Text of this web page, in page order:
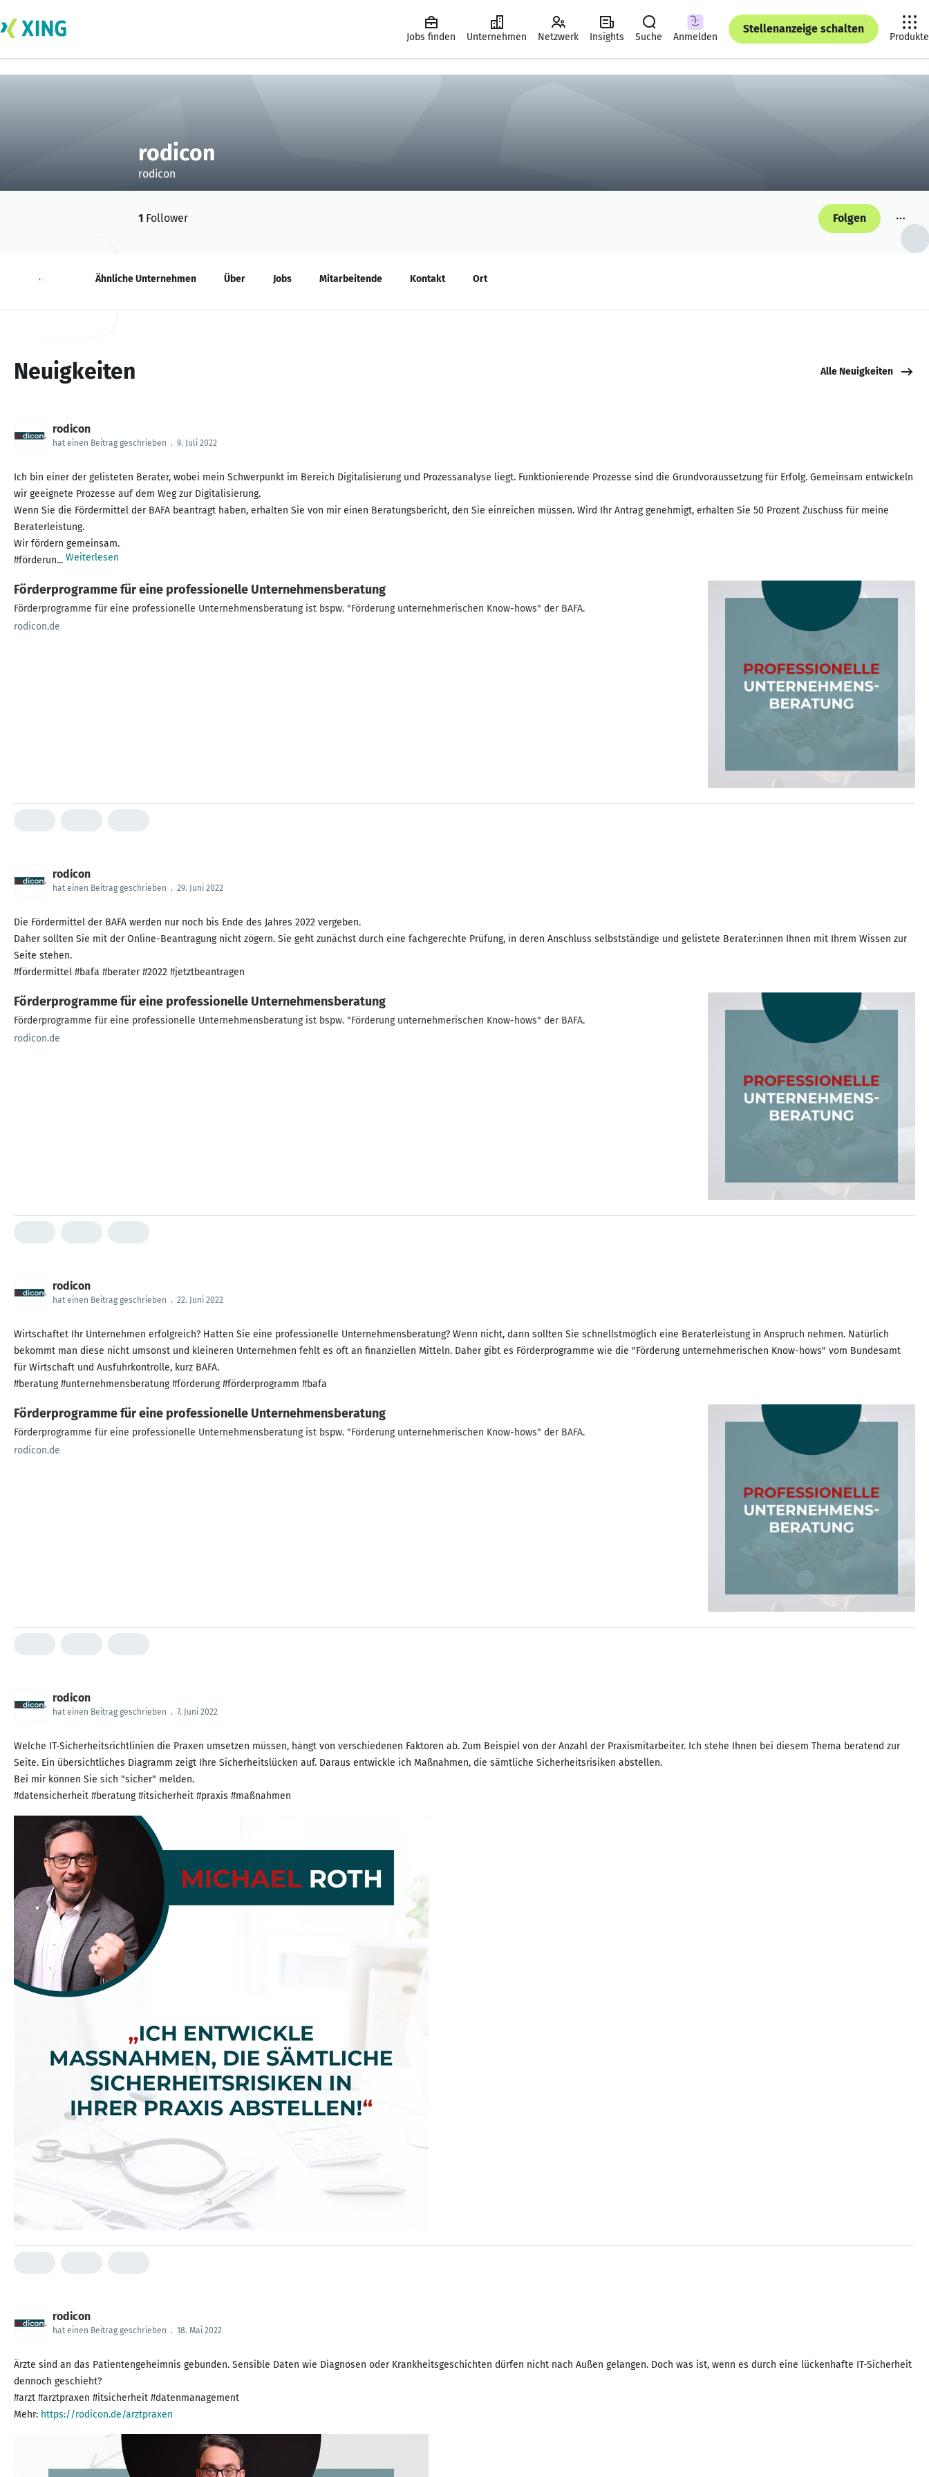
Jobs finden Unternehmen Netzwerk Insights Suche Anmelden
Stellenanzeige schalten
Produkte
rodicon
rodicon
1 Follower Folgen
Neuigkeiten Ähnliche Unternehmen Über Jobs Mitarbeitende Kontakt Ort
Neuigkeiten Alle Neuigkeiten
rodicon
hat einen Beitrag geschrieben . 9. Juli 2022
Ich bin einer der gelisteten Berater, wobei mein Schwerpunkt im Bereich Digitalisierung und Prozessanalyse liegt. Funktionierende Prozesse sind die Grundvoraussetzung für Erfolg. Gemeinsam entwickeln
wir geeignete Prozesse auf dem Weg zur Digitalisierung.
Wenn Sie die Fördermittel der BAFA beantragt haben, erhalten Sie von mir einen Beratungsbericht, den Sie einreichen müssen. Wird Ihr Antrag genehmigt, erhalten Sie 50 Prozent Zuschuss für meine
Beraterleistung.
Wir fördern gemeinsam.
#förderun... Weiterlesen
Förderprogramme für eine professionelle Unternehmensberatung
Förderprogramme für eine professionelle Unternehmensberatung ist bspw. "Förderung unternehmerischen Know-hows" der BAFA.
rodicon.de
rodicon
hat einen Beitrag geschrieben . 29. Juni 2022
Die Fördermittel der BAFA werden nur noch bis Ende des Jahres 2022 vergeben.
Daher sollten Sie mit der Online-Beantragung nicht zögern. Sie geht zunächst durch eine fachgerechte Prüfung, in deren Anschluss selbstständige und gelistete Berater:innen Ihnen mit Ihrem Wissen zur
Seite stehen.
#fördermittel #bafa #berater #2022 #jetztbeantragen
Förderprogramme für eine professionelle Unternehmensberatung
Förderprogramme für eine professionelle Unternehmensberatung ist bspw. "Förderung unternehmerischen Know-hows" der BAFA.
rodicon.de
rodicon
hat einen Beitrag geschrieben . 22. Juni 2022
Wirtschaftet Ihr Unternehmen erfolgreich? Hatten Sie eine professionelle Unternehmensberatung? Wenn nicht, dann sollten Sie schnellstmöglich eine Beraterleistung in Anspruch nehmen. Natürlich
bekommt man diese nicht umsonst und kleineren Unternehmen fehlt es oft an finanziellen Mitteln. Daher gibt es Förderprogramme wie die "Förderung unternehmerischen Know-hows" vom Bundesamt
für Wirtschaft und Ausfuhrkontrolle, kurz BAFA.
#beratung #unternehmensberatung #förderung #förderprogramm #bafa
Förderprogramme für eine professionelle Unternehmensberatung
Förderprogramme für eine professionelle Unternehmensberatung ist bspw. "Förderung unternehmerischen Know-hows" der BAFA.
rodicon.de
rodicon
hat einen Beitrag geschrieben . 7. Juni 2022
Welche IT-Sicherheitsrichtlinien die Praxen umsetzen müssen, hängt von verschiedenen Faktoren ab. Zum Beispiel von der Anzahl der Praxismitarbeiter. Ich stehe Ihnen bei diesem Thema beratend zur
Seite. Ein übersichtliches Diagramm zeigt Ihre Sicherheitslücken auf. Daraus entwickle ich Maßnahmen, die sämtliche Sicherheitsrisiken abstellen.
Bei mir können Sie sich "sicher" melden.
#datensicherheit #beratung #itsicherheit #praxis #maßnahmen
rodicon
hat einen Beitrag geschrieben . 18. Mai 2022
Ärzte sind an das Patientengeheimnis gebunden. Sensible Daten wie Diagnosen oder Krankheitsgeschichten dürfen nicht nach Außen gelangen. Doch was ist, wenn es durch eine lückenhafte IT-Sicherheit
dennoch geschieht?
#arzt #arztpraxen #itsicherheit #datenmanagement
Mehr: https://rodicon.de/arztpraxen